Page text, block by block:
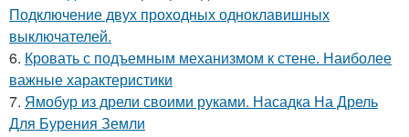
Подключение двух проходных одноклавишных
выключателей.
6. Кровать с подъемным механизмом к стене. Наиболее
важные характеристики
7. Ямобур из дрели своими руками. Насадка На Дрель
Для Бурения Земли